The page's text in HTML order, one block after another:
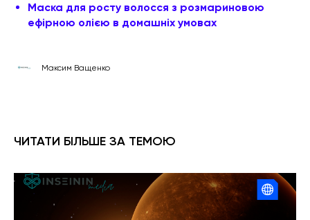
Маска для росту волосся з розмариновою
ефірною олією в домашніх умовах
Максим Ващенко
ЧИТАТИ БІЛЬШЕ ЗА ТЕМОЮ